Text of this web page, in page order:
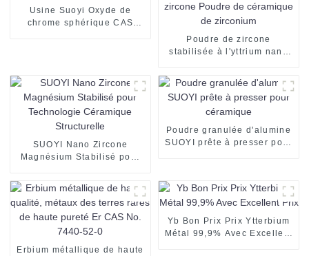
Usine Suoyi Oxyde de
chrome sphérique CAS
Poudre de zircone
stabilisée à l'yttrium nano
poudre dentaire en zircone
Poudre de céramique de
zirconium
SUOYI Nano Zircone
Magnésium Stabilisé pour
Poudre granulée d'alumine
SUOYI prête à presser pour
Erbium métallique de haute
Yb Bon Prix Prix Ytterbium
Métal 99,9% Avec Excellent